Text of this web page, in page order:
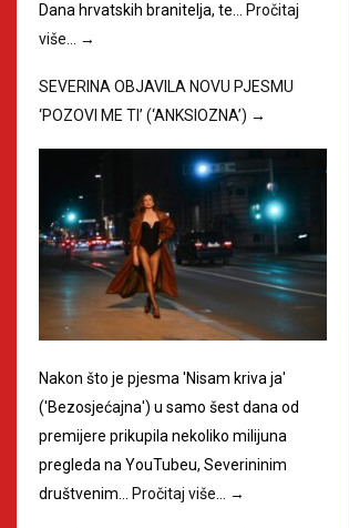
Dana hrvatskih branitelja, te… Pročitaj
više… →
SEVERINA OBJAVILA NOVU PJESMU
‘POZOVI ME TI’ (‘ANKSIOZNA’) →
Nakon što je pjesma 'Nisam kriva ja'
('Bezosjećajna') u samo šest dana od
premijere prikupila nekoliko milijuna
pregleda na YouTubeu, Severininim
društvenim…
Pročitaj više… →